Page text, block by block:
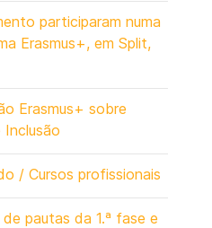
participaram numa
Erasmus+, em Split,
Erasmus+ sobre
/ Cursos profissionais
pautas da 1.ª fase e